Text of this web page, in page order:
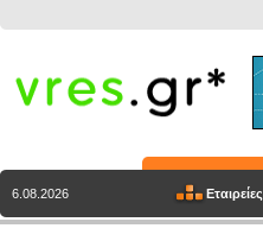
6.08.2026 Εταιρείες